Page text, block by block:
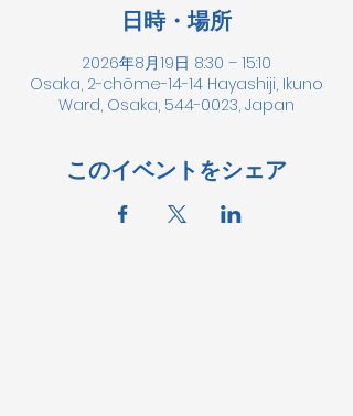
日時・場所
2026年8月19日 8:30 – 15:10
Osaka, 2-chōme-14-14 Hayashiji, Ikuno
Ward, Osaka, 544-0023, Japan
このイベントをシェア